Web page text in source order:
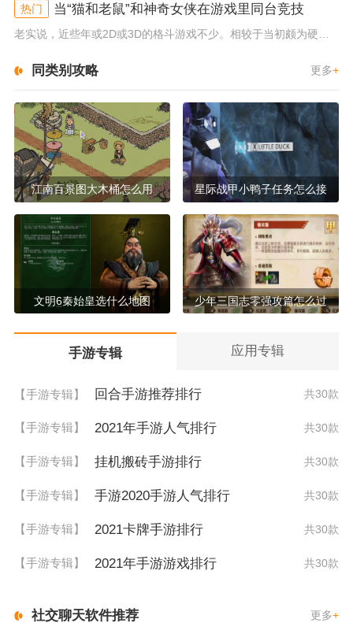
热门 当“猫和老鼠”和神奇女侠在游戏里同台竞技
同类别攻略 更多+
江南百景图大木桶怎么用 星际战甲小鸭子任务怎么接
文明6秦始皇选什么地图 少年三国志零强攻篇怎么过
手游专辑 应用专辑
【手游专辑】 回合手游推荐排行 共30款
【手游专辑】 2021年手游人气排行 共30款
【手游专辑】 挂机搬砖手游排行 共30款
【手游专辑】 手游2020手游人气排行 共30款
【手游专辑】 2021卡牌手游排行 共30款
【手游专辑】 2021年手游游戏排行 共30款
社交聊天软件推荐 更多+